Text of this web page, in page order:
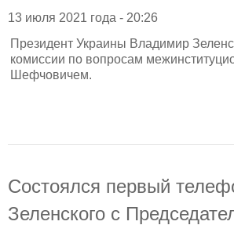
13 июля 2021 года - 20:26
Президент Украины Владимир
комиссии по вопросам
Шефчовичем.
Состоялся первый
Зеленского с